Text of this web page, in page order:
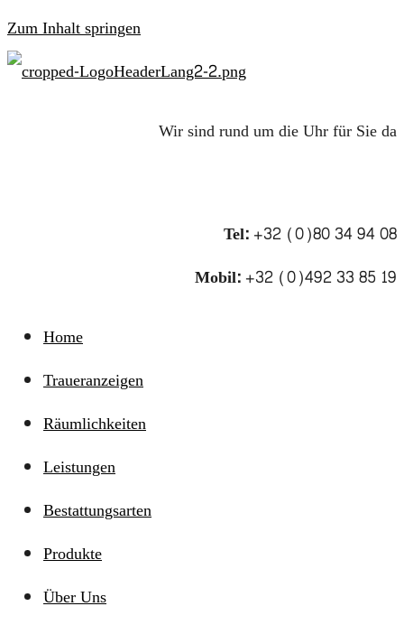
Zum Inhalt springen
Wir sind rund um die Uhr für Sie da
Tel:+32 (0)80 34 94 08
Mobil:+32 (0)492 33 85 19
Home
Traueranzeigen
Räumlichkeiten
Leistungen
Bestattungsarten
Produkte
Über Uns